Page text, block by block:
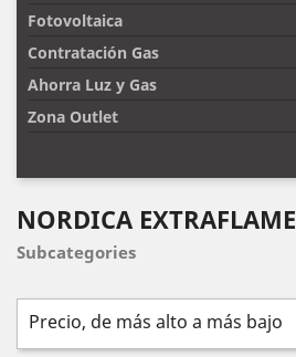
Fotovoltaica
Contratación Gas
Ahorra Luz y Gas
Zona Outlet
NORDICA EXTRAFLAME
Subcategories
Precio, de más alto a más bajo